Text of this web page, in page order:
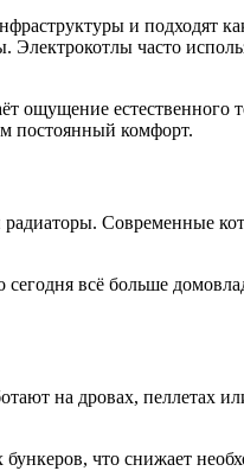
и подходят
Электрокотлы часто
ощущение естественного
постоянный комфорт.
Современные
всё больше
на дровах, пеллетах
что снижает